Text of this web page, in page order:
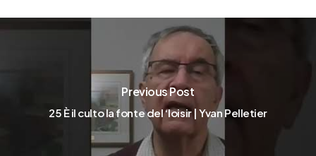
Previous Post
25 È il culto la fonte del ‘loisir | Yvan Pelletier